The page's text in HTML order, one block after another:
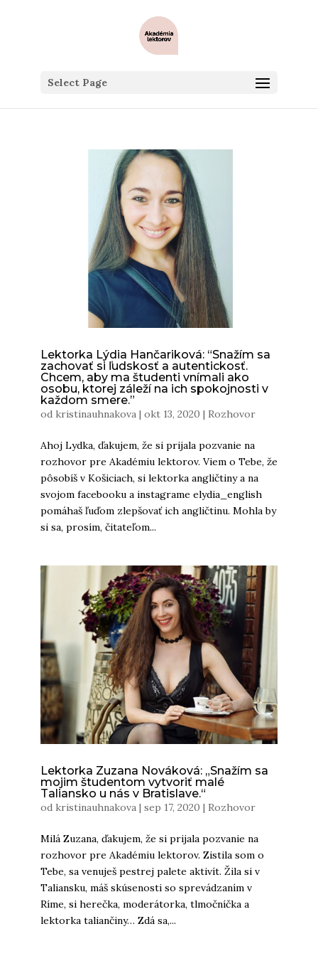
Select Page
Lektorka Lýdia Hančariková: “Snažím sa
zachovať si ľudskosť a autentickosť.
Chcem, aby ma študenti vnímali ako
osobu, ktorej záleží na ich spokojnosti v
každom smere.”
od kristinauhnakova| okt 13, 2020 | Rozhovor
Ahoj Lydka, ďakujem, že si prijala pozvanie na
rozhovor pre Akadémiu lektorov. Viem o Tebe, že
pôsobíš v Košiciach, si lektorka angličtiny a na
svojom facebooku a instagrame elydia_english
pomáhaš ľuďom zlepšovať ich angličtinu. Mohla by
si sa, prosím, čitateľom...
Lektorka Zuzana Nováková: „Snažím sa
mojim študentom vytvoriť malé
Taliansko u nás v Bratislave.“
od kristinauhnakova| sep 17, 2020 | Rozhovor
Milá Zuzana, ďakujem, že si prijala pozvanie na
rozhovor pre Akadémiu lektorov. Zistila som o
Tebe, sa venuješ pestrej palete aktivít. Žila si v
Taliansku, máš skúsenosti so sprevádzaním v
Ríme, si herečka, moderátorka, tlmočníčka a
lektorka taliančiny… Zdá sa,...